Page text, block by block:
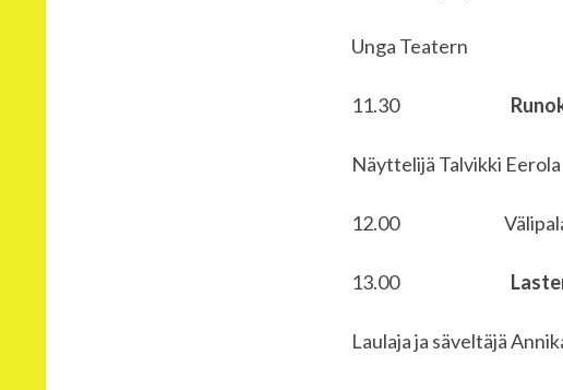
Unga Teatern
11.30
Näyttelijä Talvikki Eerola
12.00 Välipala ja
13.00
Laulaja ja säveltäjä